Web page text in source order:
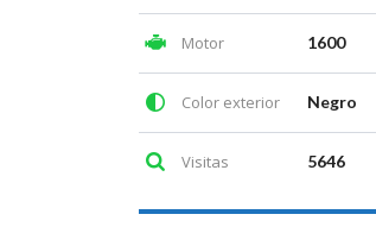
Motor 1600
Color exterior Negro
Visitas 5646